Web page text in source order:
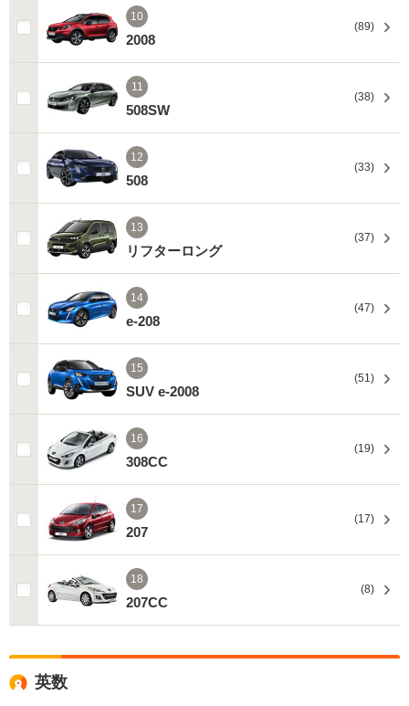
10
2008
(89)
11
508SW
(38)
12
508
(33)
13
リフターロング
(37)
14
e-208
(47)
15
SUV e-2008
(51)
16
308CC
(19)
17
207
(17)
18
207CC
(8)
英数